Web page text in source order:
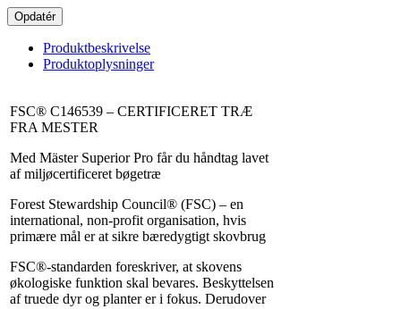
Produktbeskrivelse
Produktoplysninger
FSC® C146539 – CERTIFICERET TRÆ
FRA MESTER
Med Mäster Superior Pro får du håndtag lavet
af miljøcertificeret bøgetræ
Forest Stewardship Council® (FSC) – en
international, non-profit organisation, hvis
primære mål er at sikre bæredygtigt skovbrug
FSC®-standarden foreskriver, at skovens
økologiske funktion skal bevares. Beskyttelsen
af ​​truede dyr og planter er i fokus. Derudover